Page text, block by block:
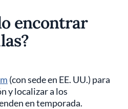
encontrar
(con sede en EE. UU.) para
y localizar a los
en temporada.